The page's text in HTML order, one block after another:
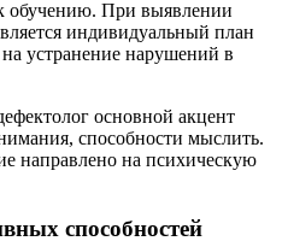
обучению. При выявлении
индивидуальный план
устранение нарушений в
основной акцент
способности мыслить.
направлено на психическую
способностей